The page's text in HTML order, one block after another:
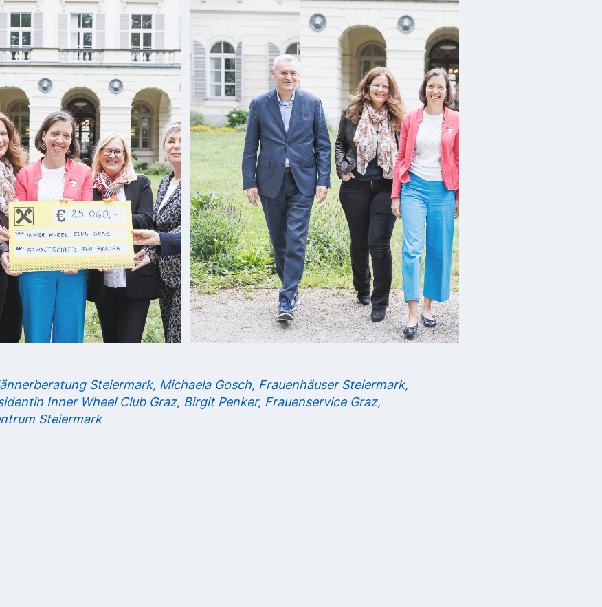
Steiermark, Michaela Gosch, Frauenhäuser Steiermark,
Inner Wheel Club Graz, Birgit Penker, Frauenservice Graz,
Steiermark